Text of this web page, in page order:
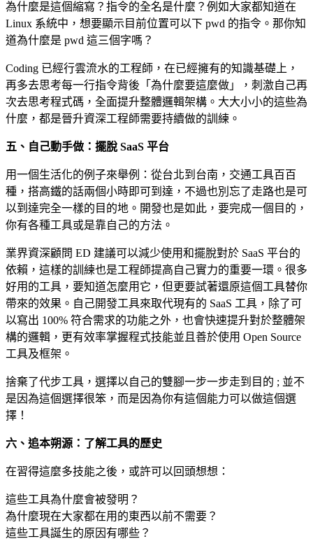
為什麼是這個縮寫？指令的全名是什麼？例如大家都知道在
Linux 系統中，想要顯示目前位置可以下 pwd 的指令。那你知
道為什麼是 pwd 這三個字嗎？
Coding 已經行雲流水的工程師，在已經擁有的知識基礎上，
再多去思考每一行指令背後「為什麼要這麼做」，刺激自己再
次去思考程式碼，全面提升整體邏輯架構。大大小小的這些為
什麼，都是晉升資深工程師需要持續做的訓練。
五、自己動手做：擺脫 SaaS 平台
用一個生活化的例子來舉例：從台北到台南，交通工具百百
種，搭高鐵的話兩個小時即可到達，不過也別忘了走路也是可
以到達完全一樣的目的地。開發也是如此，要完成一個目的，
你有各種工具或是靠自己的方法。
業界資深顧問 ED 建議可以減少使用和擺脫對於 SaaS 平台的
依賴，這樣的訓練也是工程師提高自己實力的重要一環。很多
好用的工具，要知道怎麼用它，但更要試著還原這個工具替你
帶來的效果。自己開發工具來取代現有的 SaaS 工具，除了可
以寫出 100% 符合需求的功能之外，也會快速提升對於整體架
構的邏輯，更有效率掌握程式技能並且善於使用 Open Source
工具及框架。
捨棄了代步工具，選擇以自己的雙腳一步一步走到目的 ; 並不
是因為這個選擇很笨，而是因為你有這個能力可以做這個選
擇！
六、追本朔源：了解工具的歷史
在習得這麼多技能之後，或許可以回頭想想：
這些工具為什麼會被發明？
為什麼現在大家都在用的東西以前不需要？
這些工具誕生的原因有哪些？